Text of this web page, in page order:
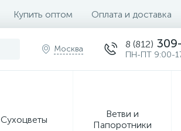
Купить оптом Оплата и доставка
Москва 8 (812)
ПН-ПТ 9:00-
Сухоцветы
Ветви и
Папоротники